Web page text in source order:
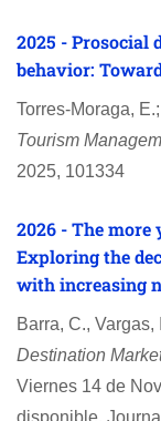
2025 -
behavior:
Torres-Moraga,
Tourism
2025, 101334
2026 - The more
Exploring the
with increasing
Barra, C., Vargas,
Destination
Viernes 14 de
disponible.